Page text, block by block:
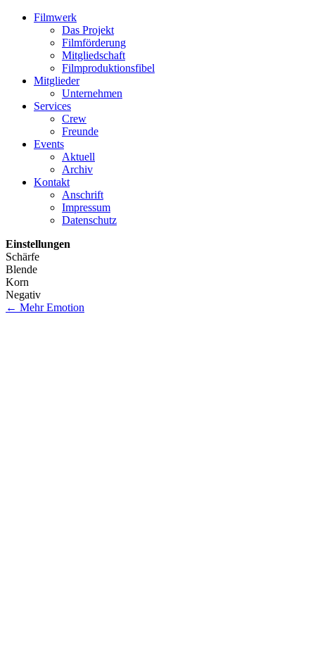
Filmwerk
Das Projekt
Filmförderung
Mitgliedschaft
Filmproduktionsfibel
Mitglieder
Unternehmen
Services
Crew
Freunde
Events
Aktuell
Archiv
Kontakt
Anschrift
Impressum
Datenschutz
Einstellungen
Schärfe
Blende
Korn
Negativ
← Mehr Emotion